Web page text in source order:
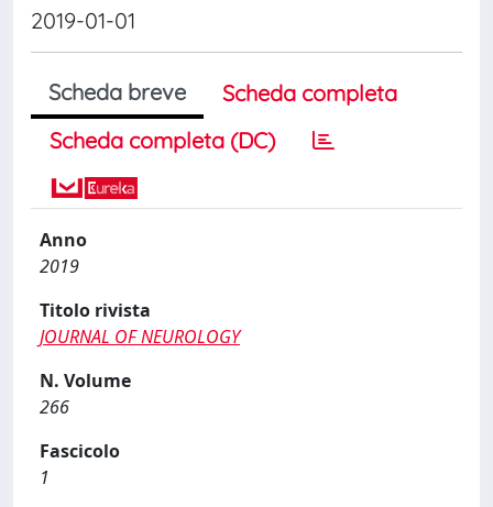
2019-01-01
Scheda breve
Scheda completa
Scheda completa (DC)
Anno
2019
Titolo rivista
JOURNAL OF NEUROLOGY
N. Volume
266
Fascicolo
1